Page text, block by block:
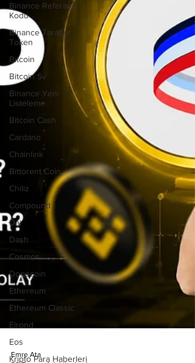
Binance Referans
Kodu
Binance Taraftar
Token
Bitcoin
Bitcoin Sv
Binance Yeni
Listeleme
Bitcoin Cash
Cardano
Chainlink
Bittorent Coin
Chiliz
Compound
Dai
Dash
Cosmos
Dogecoin
Ethereum
Ethereum Classic
Elrond
Eos
Kripto Para Haberleri